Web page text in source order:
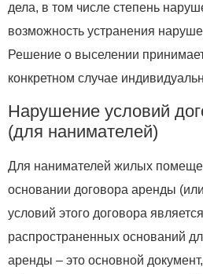
дела, в том числе степень
возможность устранения
Решение о выселении
конкретном случае
Нарушение условий
(для нанимателей)
Для нанимателей жилых
основании договора аренды
условий этого договора
распространенных оснований
аренды – это основной